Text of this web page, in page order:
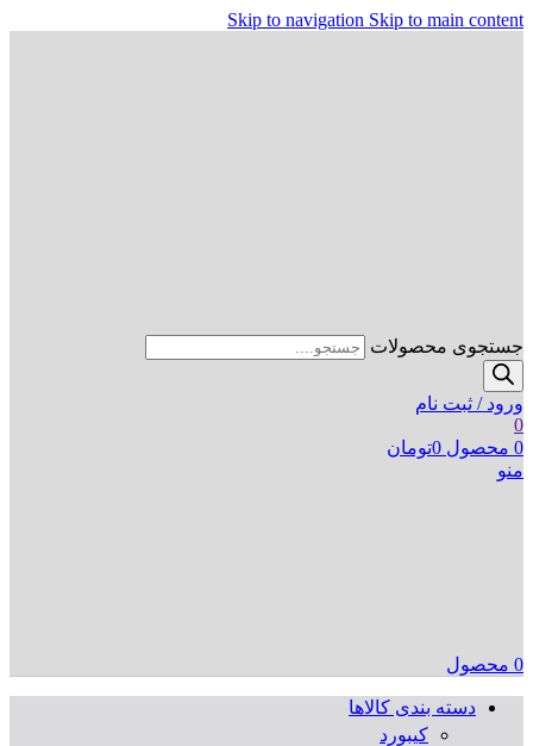
Skip to navigation Skip to main content
جستجوی محصولات
ورود / ثبت نام
0
0 محصول 0تومان
منو
0 محصول
دسته بندی کالاها
کیبورد